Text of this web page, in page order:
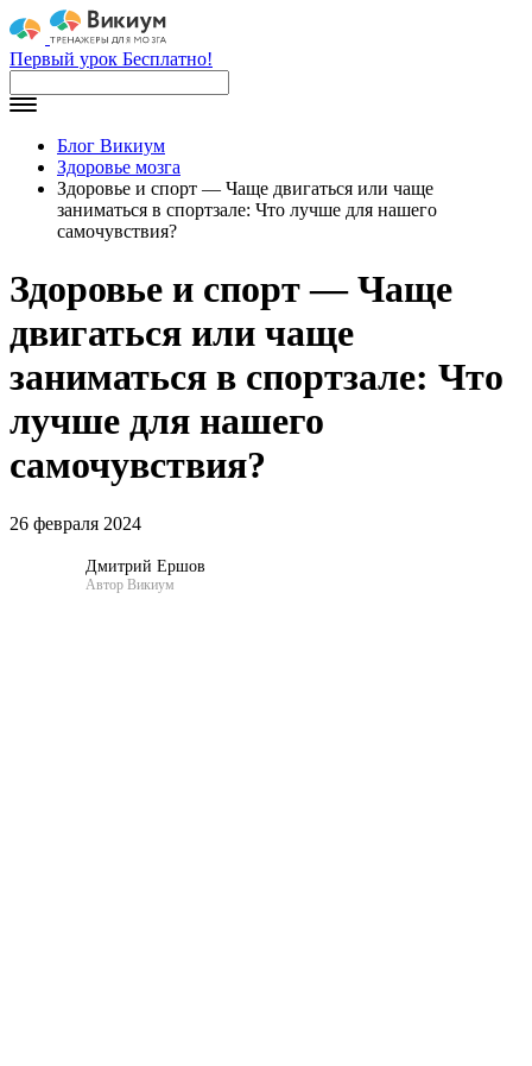
Первый урок Бесплатно!
Блог Викиум
Здоровье мозга
Здоровье и спорт — Чаще двигаться или чаще
заниматься в спортзале: Что лучше для нашего
самочувствия?
Здоровье и спорт — Чаще
двигаться или чаще
заниматься в спортзале: Что
лучше для нашего
самочувствия?
26 февраля 2024
Дмитрий Ершов
Автор Викиум